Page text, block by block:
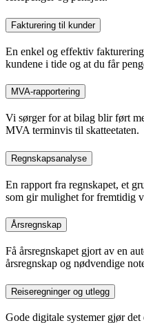
Fakturering til kunder
En enkel og effektiv
kundene i tide og at du får
MVA-rapportering
Vi sørger for at bilag blir ført
MVA terminvis til skatteetaten.
Regnskapsanalyse
En rapport fra regnskapet, et
som gir mulighet for fremtidig
Årsregnskap
Få årsregnskapet gjort av en
årsregnskap og nødvendige
Reiseregninger og utlegg
Gode digitale systemer gjør